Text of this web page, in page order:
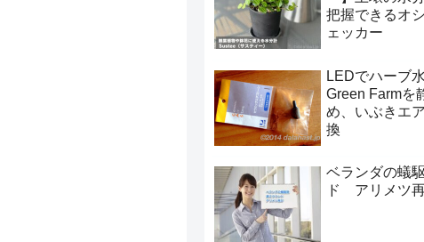
把握できるオ
ェッカー
LEDでハーブ
Green Farmを
め、いぶきエ
換
ベランダの蟻
ド アリメツ